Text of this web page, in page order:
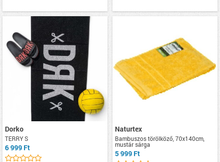
Dorko
TERRY S
6 999 Ft
Naturtex
Bambuszos törölköző, 70x140cm,
mustár sárga
5 999 Ft